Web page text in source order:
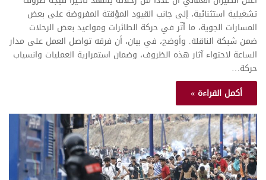
تشغيلية استثنائية، إلى جانب القيود المؤقتة المفروضة على بعض
المسارات الجوية، ما أثّر في حركة الطائرات ومواعيد بعض الرحلات
ضمن شبكة الناقلة. وأوضح، في بيان، أن فرقه تواصل العمل على مدار
الساعة لاحتواء آثار هذه الظروف، وضمان استمرارية العمليات وانسياب
حركة…
أكمل القراءة »